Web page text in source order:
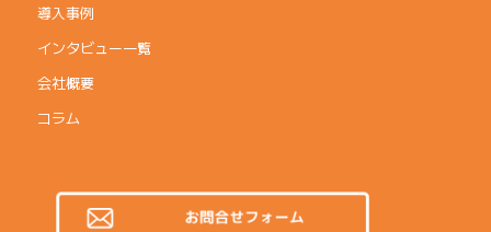
導入事例
インタビュー一覧
会社概要
コラム